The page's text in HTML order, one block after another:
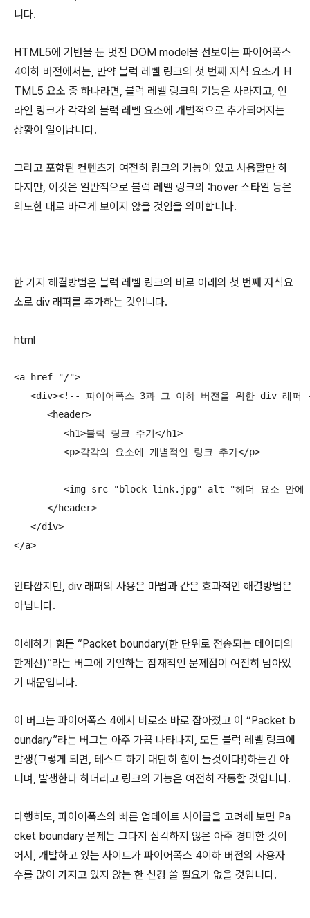
니다.
HTML5에 기반을 둔 멋진 DOM model을 선보이는 파이어폭스
4이하 버전에서는, 만약 블럭 레벨 링크의 첫 번째 자식 요소가 H
TML5 요소 중 하나라면, 블럭 레벨 링크의 기능은 사라지고, 인
라인 링크가 각각의 블럭 레벨 요소에 개별적으로 추가되어지는
상황이 일어납니다.
그리고 포함된 컨텐츠가 여전히 링크의 기능이 있고 사용할만 하
다지만, 이것은 일반적으로 블럭 레벨 링크의 :hover 스타일 등은
의도한 대로 바르게 보이지 않을 것임을 의미합니다.
한 가지 해결방법은 블럭 레벨 링크의 바로 아래의 첫 번째 자식요
소로 div 래퍼를 추가하는 것입니다.
html
<a href="/">
<div><!-- 파이어폭스 3과 그 이하 버전을 위한 div 래퍼
      <header>
         <h1>블럭 링크 주기</h1>
         <p>각각의 요소에 개별적인 링크 추가</p>
<img src="block-link.jpg" alt="헤더 요소 안에
      </header>
   </div>
</a>
안타깝지만, div 래퍼의 사용은 마법과 같은 효과적인 해결방법은
아닙니다.
이해하기 힘든 “Packet boundary(한 단위로 전송되는 데이터의
한계선)”라는 버그에 기인하는 잠재적인 문제점이 여전히 남아있
기 때문입니다.
이 버그는 파이어폭스 4에서 비로소 바로 잡아졌고 이 “Packet b
oundary”라는 버그는 아주 가끔 나타나지, 모든 블럭 레벨 링크에
발생(그렇게 되면, 테스트 하기 대단히 힘이 들것이다!)하는건 아
니며, 발생한다 하더라고 링크의 기능은 여전히 작동할 것입니다.
다행히도, 파이어폭스의 빠른 업데이트 사이클을 고려해 보면 Pa
cket boundary 문제는 그다지 심각하지 않은 아주 경미한 것이
어서, 개발하고 있는 사이트가 파이어폭스 4이하 버전의 사용자
수를 많이 가지고 있지 않는 한 신경 쓸 필요가 없을 것입니다.